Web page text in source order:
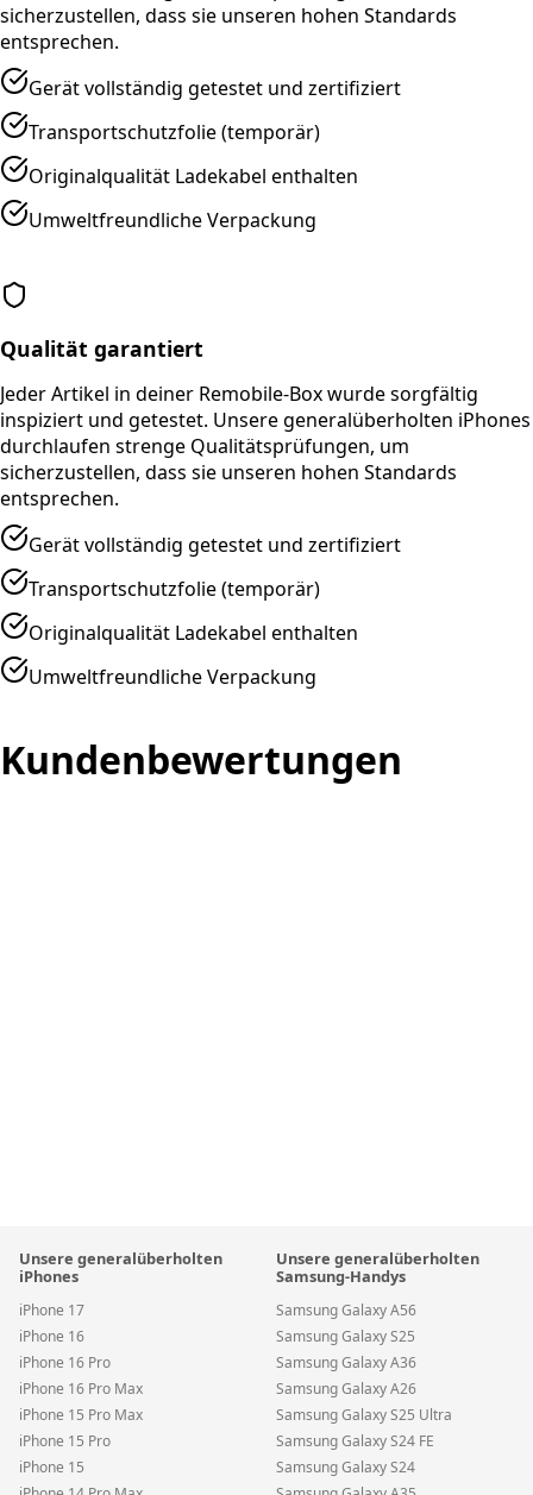
sicherzustellen, dass sie unseren hohen Standards
entsprechen.
Gerät vollständig getestet und zertifiziert
Transportschutzfolie (temporär)
Originalqualität Ladekabel enthalten
Umweltfreundliche Verpackung
Qualität garantiert
Jeder Artikel in deiner Remobile-Box wurde sorgfältig
inspiziert und getestet. Unsere generalüberholten iPhones
durchlaufen strenge Qualitätsprüfungen, um
sicherzustellen, dass sie unseren hohen Standards
entsprechen.
Gerät vollständig getestet und zertifiziert
Transportschutzfolie (temporär)
Originalqualität Ladekabel enthalten
Umweltfreundliche Verpackung
Kundenbewertungen
Unsere generalüberholten
iPhones
iPhone 17
iPhone 16
iPhone 16 Pro
iPhone 16 Pro Max
iPhone 15 Pro Max
iPhone 15 Pro
iPhone 15
Unsere generalüberholten
Samsung-Handys
Samsung Galaxy A56
Samsung Galaxy S25
Samsung Galaxy A36
Samsung Galaxy A26
Samsung Galaxy S25 Ultra
Samsung Galaxy S24 FE
Samsung Galaxy S24